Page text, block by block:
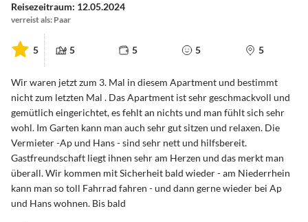
Reisezeitraum: 12.05.2024
verreist als: Paar
5 5 5 5 5
Wir waren jetzt zum 3. Mal in diesem Apartment und bestimmt
nicht zum letzten Mal . Das Apartment ist sehr geschmackvoll und
gemütlich eingerichtet, es fehlt an nichts und man fühlt sich sehr
wohl. Im Garten kann man auch sehr gut sitzen und relaxen. Die
Vermieter -Ap und Hans - sind sehr nett und hilfsbereit.
Gastfreundschaft liegt ihnen sehr am Herzen und das merkt man
überall. Wir kommen mit Sicherheit bald wieder - am Niederrhein
kann man so toll Fahrrad fahren - und dann gerne wieder bei Ap
und Hans wohnen. Bis bald